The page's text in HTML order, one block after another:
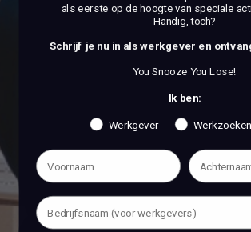
als eerste op de hoogte van speciale
Handig, toch?
Schrijf je nu in als werkgever en
You Snooze You Lose!
Ik ben:
Werkgever